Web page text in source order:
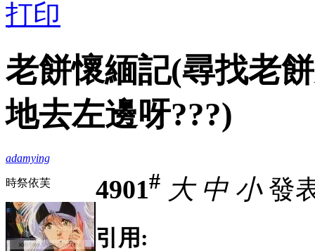
打印
老餅懷緬記(尋找老
地去左邊呀???)
adamying
時祭依芙 4901# 大 中 小發
引用: